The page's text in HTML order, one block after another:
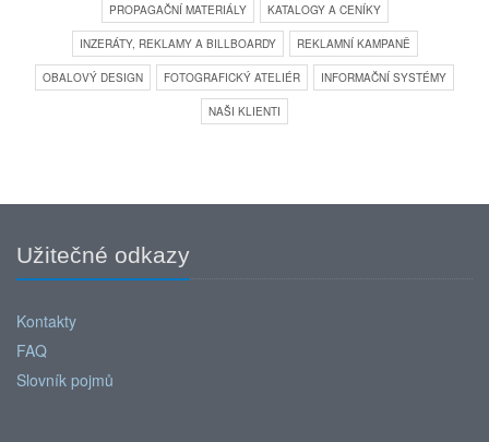
PROPAGAČNÍ MATERIÁLY KATALOGY A CENÍKY
INZERÁTY, REKLAMY A BILLBOARDY REKLAMNÍ KAMPANĚ
OBALOVÝ DESIGN FOTOGRAFICKÝ ATELIÉR INFORMAČNÍ SYSTÉMY
NAŠI KLIENTI
Užitečné odkazy
Kontakty
FAQ
Slovník pojmů